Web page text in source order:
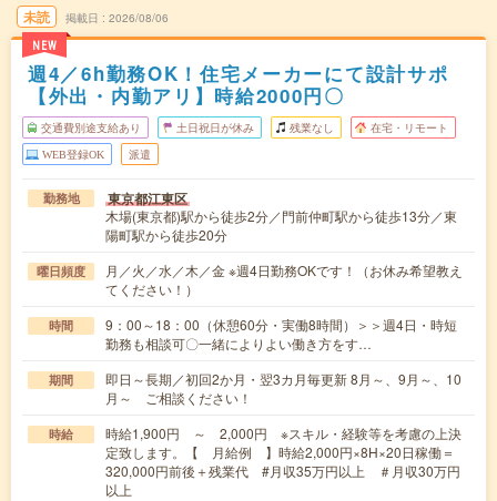
未読
NEW
掲載日 2026/08/06
週4／6h勤務OK！住宅メーカーにて設計サポ
【外出・内勤アリ】時給2000円〇
交通費別途支給あり 土日祝日が休み 残業なし 在宅・リモート
WEB登録OK 派遣
勤務地 東京都江東区
木場(東京都)駅から徒歩2分／門前仲町駅から徒歩13分／東
陽町駅から徒歩20分
曜日頻度
月／火／水／木／金 ※週4日勤務OKです！（お休み希望教え
てください！）
時間
9：00～18：00（休憩60分・実働8時間）＞＞週4日・時短
勤務も相談可〇一緒によりよい働き方をす…
期間
即日～長期／初回2か月・翌3カ月毎更新 8月～、9月～、10
月～ ご相談ください！
時給
時給1,900円 ～ 2,000円 ※スキル・経験等を考慮の上決
定致します。【 月給例 】時給2,000円×8H×20日稼働＝
320,000円前後＋残業代 #月収35万円以上 ＃月収30万円
以上